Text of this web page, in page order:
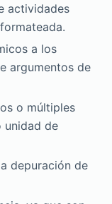
actividades
a los
argumentos de
o múltiples
unidad de
depuración de